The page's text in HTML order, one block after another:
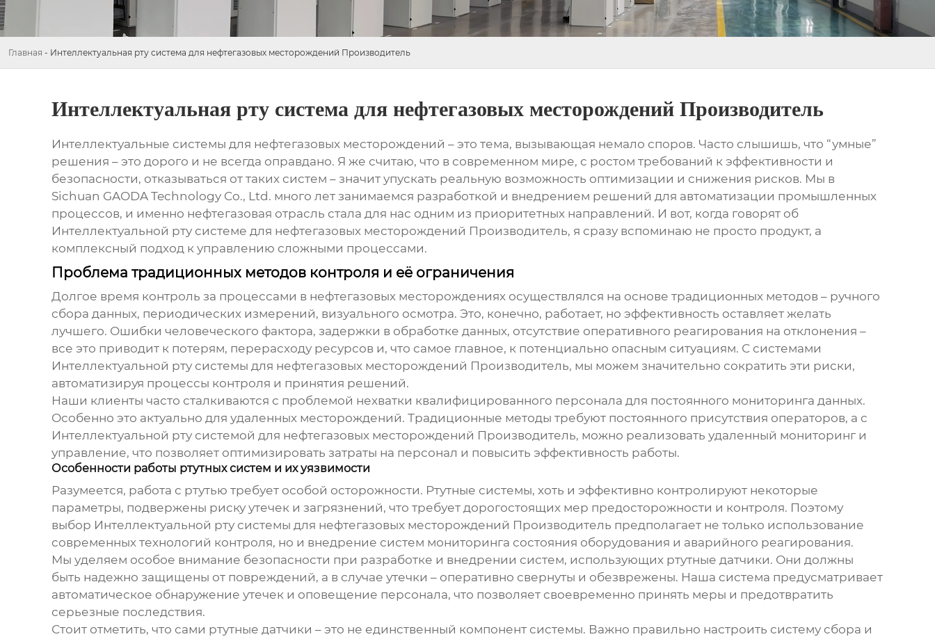
Главная - Интеллектуальная рту система для нефтегазовых месторождений Производитель
Интеллектуальная рту система для нефтегазовых месторождений Производитель
Интеллектуальные системы для нефтегазовых месторождений – это тема, вызывающая немало споров. Часто слышишь, что “умные”
решения – это дорого и не всегда оправдано. Я же считаю, что в современном мире, с ростом требований к эффективности и
безопасности, отказываться от таких систем – значит упускать реальную возможность оптимизации и снижения рисков. Мы в
Sichuan GAODA Technology Co., Ltd. много лет занимаемся разработкой и внедрением решений для автоматизации промышленных
процессов, и именно нефтегазовая отрасль стала для нас одним из приоритетных направлений. И вот, когда говорят об
Интеллектуальной рту системе для нефтегазовых месторождений Производитель, я сразу вспоминаю не просто продукт, а
комплексный подход к управлению сложными процессами.
Проблема традиционных методов контроля и её ограничения
Долгое время контроль за процессами в нефтегазовых месторождениях осуществлялся на основе традиционных методов – ручного
сбора данных, периодических измерений, визуального осмотра. Это, конечно, работает, но эффективность оставляет желать
лучшего. Ошибки человеческого фактора, задержки в обработке данных, отсутствие оперативного реагирования на отклонения –
все это приводит к потерям, перерасходу ресурсов и, что самое главное, к потенциально опасным ситуациям. С системами
Интеллектуальной рту системы для нефтегазовых месторождений Производитель, мы можем значительно сократить эти риски,
автоматизируя процессы контроля и принятия решений.
Наши клиенты часто сталкиваются с проблемой нехватки квалифицированного персонала для постоянного мониторинга данных.
Особенно это актуально для удаленных месторождений. Традиционные методы требуют постоянного присутствия операторов, а с
Интеллектуальной рту системой для нефтегазовых месторождений Производитель, можно реализовать удаленный мониторинг и
управление, что позволяет оптимизировать затраты на персонал и повысить эффективность работы.
Особенности работы ртутных систем и их уязвимости
Разумеется, работа с ртутью требует особой осторожности. Ртутные системы, хоть и эффективно контролируют некоторые
параметры, подвержены риску утечек и загрязнений, что требует дорогостоящих мер предосторожности и контроля. Поэтому
выбор Интеллектуальной рту системы для нефтегазовых месторождений Производитель предполагает не только использование
современных технологий контроля, но и внедрение систем мониторинга состояния оборудования и аварийного реагирования.
Мы уделяем особое внимание безопасности при разработке и внедрении систем, использующих ртутные датчики. Они должны
быть надежно защищены от повреждений, а в случае утечки – оперативно свернуты и обезврежены. Наша система предусматривает
автоматическое обнаружение утечек и оповещение персонала, что позволяет своевременно принять меры и предотвратить
серьезные последствия.
Стоит отметить, что сами ртутные датчики – это не единственный компонент системы. Важно правильно настроить систему сбора и